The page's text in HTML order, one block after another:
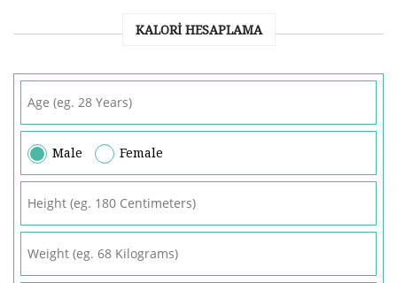
KALORI HESAPLAMA
Male Female